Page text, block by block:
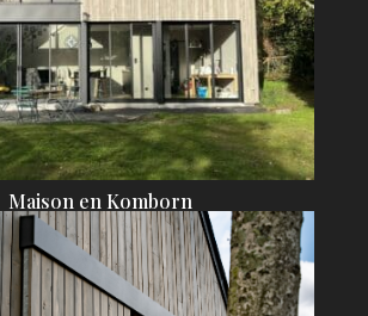
Maison en Komborn